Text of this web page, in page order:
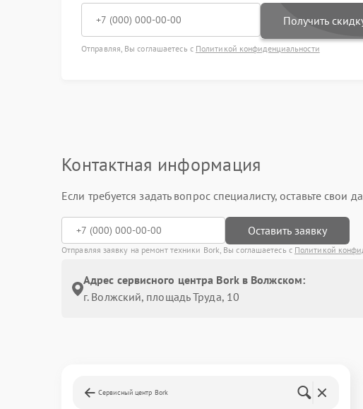
Получить
Отправляя, Вы соглашаетесь с Политикой конфиденциальности
Контактная информация
Если требуется задать вопрос специалисту, оставьте
Оставить заявку
Отправляя заявку на ремонт техники Bork, Вы соглашаетесь с Политикой
Адрес сервисного центра Bork в Волжском:
г. Волжский, площадь Труда, 10
Сервисный центр Bork